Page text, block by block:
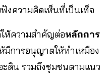
งความคิดเห็นที่เป็นเท็จ
ห้ความสำคัญต่อหลักการ
มีการอนุญาตให้ทำเหมือง
ดิน รวมถึงชุมชนตามแนว